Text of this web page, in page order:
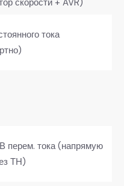
тока
тока (напрямую
ТН)